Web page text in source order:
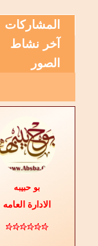
المشاركات
آخر نشاط
الصور
بو حبيبه
الادارة العامه